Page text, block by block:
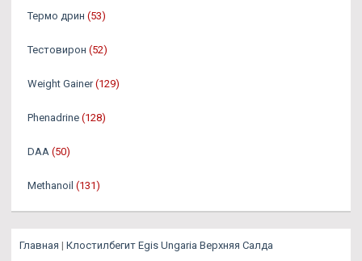
Термо дрин (53)
Тестовирон (52)
Weight Gainer (129)
Phenadrine (128)
DAA (50)
Methanoil (131)
Главная | Клостилбегит Egis Ungaria Верхняя Салда